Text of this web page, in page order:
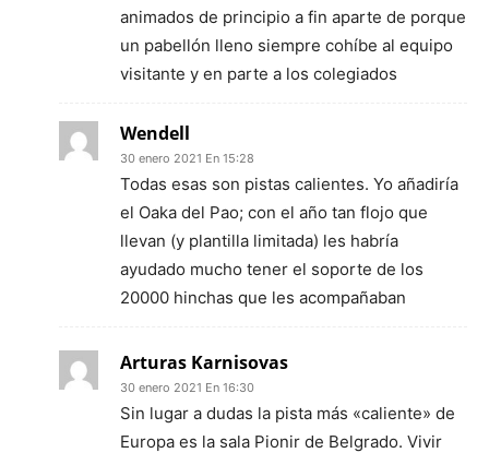
animados de principio a fin aparte de porque
un pabellón lleno siempre cohíbe al equipo
visitante y en parte a los colegiados
Wendell
30 enero 2021 En 15:28
Todas esas son pistas calientes. Yo añadiría
el Oaka del Pao; con el año tan flojo que
llevan (y plantilla limitada) les habría
ayudado mucho tener el soporte de los
20000 hinchas que les acompañaban
Arturas Karnisovas
30 enero 2021 En 16:30
Sin lugar a dudas la pista más «caliente» de
Europa es la sala Pionir de Belgrado. Vivir